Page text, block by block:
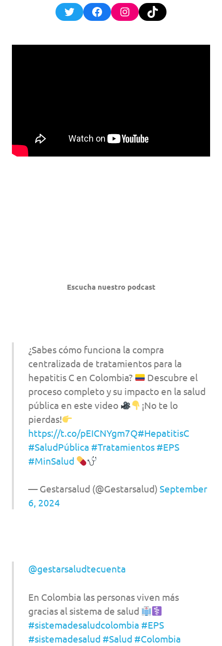
TwitterFacebookInstagram
TikTok
Escucha nuestro podcast
¿Sabes cómo funciona la compra
centralizada de tratamientos para la
hepatitis C en Colombia?
Descubre el
proceso completo y su impacto en la salud
pública en este video
¡No te lo
pierdas!
https://t.co/pEICNYgm7Q#HepatitisC
#SaludPública #Tratamientos #EPS
#MinSalud
— Gestarsalud (@Gestarsalud) September
6, 2024
@gestarsaludtecuenta
En Colombia las personas viven más
gracias al sistema de salud
#sistemadesaludcolombia #EPS
#sistemadesalud #Salud #Colombia